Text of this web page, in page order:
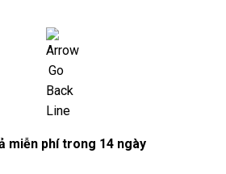
miễn phí trong 14 ngày